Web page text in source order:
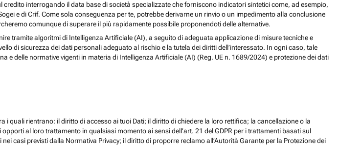
interrogando il data base di società specializzate che forniscono indicatori sintetici come, ad esempio,
e di Crif. Come sola conseguenza per te, potrebbe derivarne un rinvio o un impedimento alla conclusione
comunque di superare il più rapidamente possibile proponendoti delle alternative.
tramite algoritmi di Intelligenza Artificiale (AI), a seguito di adeguata applicazione di misure tecniche e
di sicurezza dei dati personali adeguato al rischio e la tutela dei diritti dell’interessato. In ogni caso, tale
delle normative vigenti in materia di Intelligenza Artificiale (AI) (Reg. UE n. 1689/2024) e protezione dei dati
i quali rientrano: il diritto di accesso ai tuoi Dati; il diritto di chiedere la loro rettifica; la cancellazione o la
al loro trattamento in qualsiasi momento ai sensi dell’art. 21 del GDPR per i trattamenti basati sul
casi previsti dalla Normativa Privacy; il diritto di proporre reclamo all’Autorità Garante per la Protezione dei